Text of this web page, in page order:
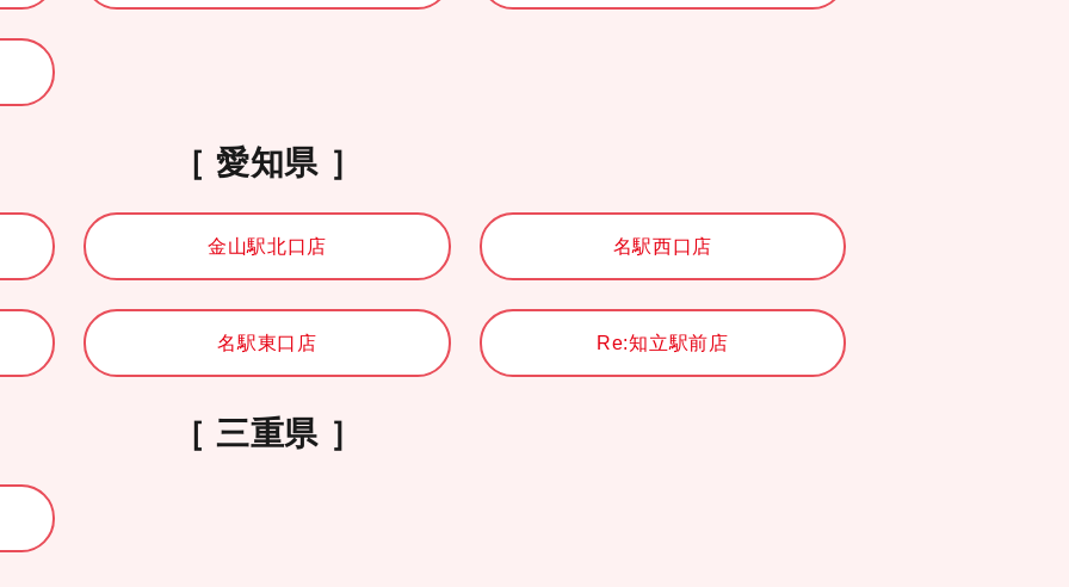
愛知県
金山駅北口店 名駅西口店
名駅東口店 Re:知立駅前店
三重県